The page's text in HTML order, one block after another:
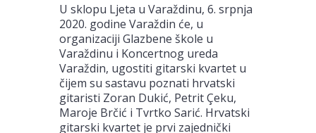
U sklopu Ljeta u Varaždinu, 6. srpnja
2020. godine Varaždin će, u
organizaciji Glazbene škole u
Varaždinu i Koncertnog ureda
Varaždin, ugostiti gitarski kvartet u
čijem su sastavu poznati hrvatski
gitaristi Zoran Dukić, Petrit Çeku,
Maroje Brčić i Tvrtko Sarić. Hrvatski
gitarski kvartet je prvi zajednički